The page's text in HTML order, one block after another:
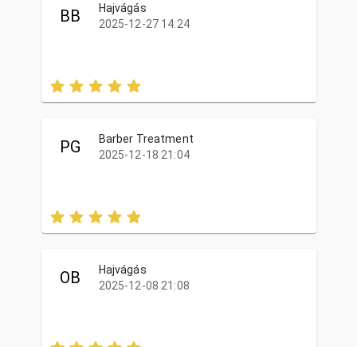
BB
Hajvágás
2025-12-27 14:24
PG
Barber Treatment
2025-12-18 21:04
OB
Hajvágás
2025-12-08 21:08